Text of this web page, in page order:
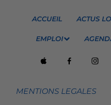
ACCUEIL ACTUS
EMPLOI
MENTIONS LEGALES